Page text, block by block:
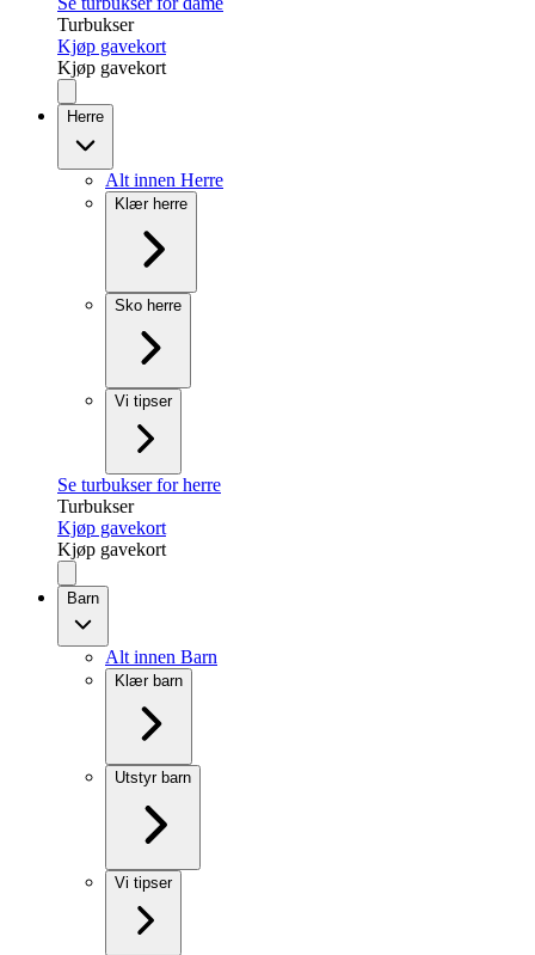
Turbukser
Kjøp gavekort
Kjøp gavekort
Herre
Alt innen Herre
Klær herre
Sko herre
Vi tipser
Se turbukser for herre
Turbukser
Kjøp gavekort
Kjøp gavekort
Barn
Alt innen Barn
Klær barn
Utstyr barn
Vi tipser